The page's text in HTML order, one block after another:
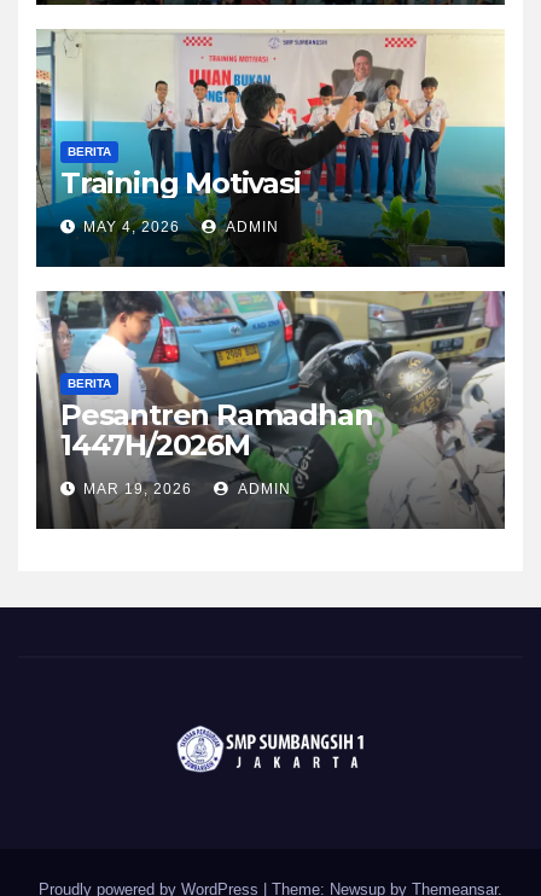
BERITA
Training Motivasi
MAY 4, 2026 ADMIN
BERITA
Pesantren Ramadhan
1447H/2026M
MAR 19, 2026 ADMIN
Proudly powered by WordPress Theme: Newsup by Themeansar.